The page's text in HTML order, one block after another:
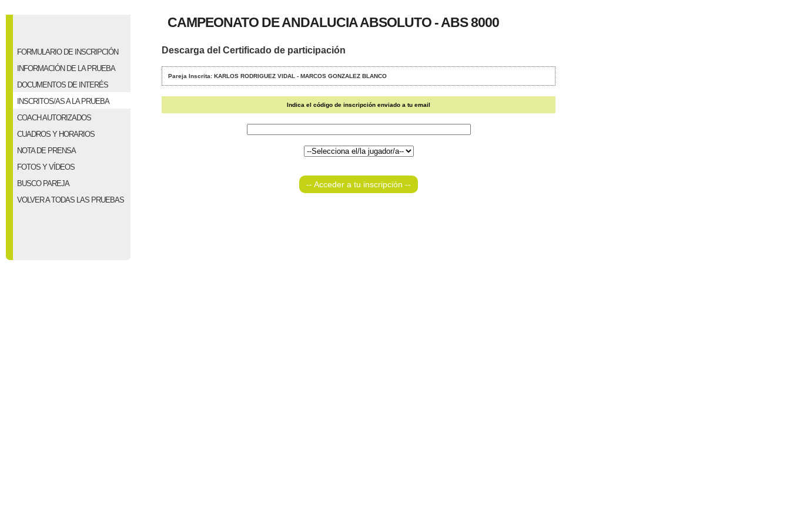
FORMULARIO DE INSCRIPCIÓN
INFORMACIÓN DE LA PRUEBA
DOCUMENTOS DE INTERÉS
INSCRITOS/AS A LA PRUEBA
COACH AUTORIZADOS
CUADROS Y HORARIOS
NOTA DE PRENSA
FOTOS Y VÍDEOS
BUSCO PAREJA
VOLVER A TODAS LAS PRUEBAS
CAMPEONATO DE ANDALUCIA ABSOLUTO - ABS 8000
Descarga del Certificado de participación
Pareja Inscrita: KARLOS RODRIGUEZ VIDAL - MARCOS GONZALEZ BLANCO
Indica el código de inscripción enviado a tu email
-- Acceder a tu inscripción --